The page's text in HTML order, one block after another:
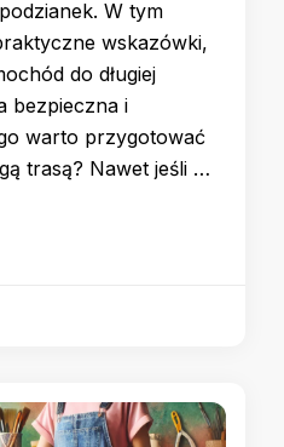
W tym
wskazówki,
do długiej
bezpieczna i
warto przygotować
trasą? Nawet jeśli …